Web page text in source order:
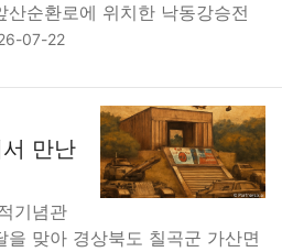
상품리뷰
자동차 취미 여행
사회 정치 건강
케팅 부동산 외국어 교육
순환로에 위치한 낙동강승전
07-22
만난
기념관
맞아 경상북도 칠곡군 가산면